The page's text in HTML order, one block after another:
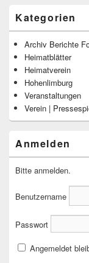
Kategorien
Archiv Berichte
Heimatblätter
Heimatverein
Hohenlimburg
Veranstaltungen
Verein |
Anmelden
Bitte anmelden.
Benutzername
Passwort
Angemeldet